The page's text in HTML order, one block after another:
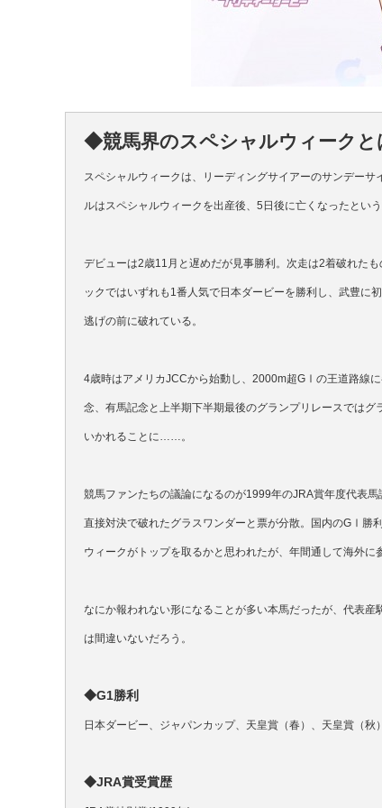
◆競馬界のスペシャルウィークと
スペシャルウィークは、リーディングサイアーのサンデー
ルはスペシャルウィークを出産後、5日後に亡くなったとい
デビューは2歳11月と遅めだが見事勝利。次走は2着破れた
ックではいずれも1番人気で日本ダービーを勝利し、武豊に
逃げの前に破れている。
4歳時はアメリカJCCから始動し、2000m超GⅠの王道路線
念、有馬記念と上半期下半期最後のグランプリレースでは
いかれることに……。
競馬ファンたちの議論になるのが1999年のJRA賞年度代表
直接対決で破れたグラスワンダーと票が分散。国内のGⅠ勝
ウィークがトップを取るかと思われたが、年間通して海外
なにか報われない形になることが多い本馬だったが、代表
は間違いないだろう。
◆G1勝利
日本ダービー、ジャパンカップ、天皇賞（春）、天皇賞（秋）
◆JRA賞受賞歴